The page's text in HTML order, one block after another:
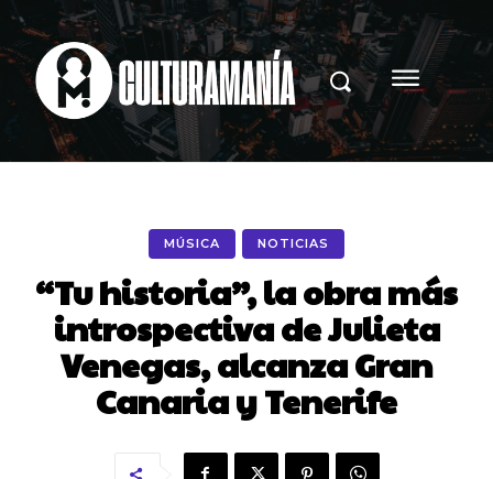
MÚSICA NOTICIAS
“Tu historia”, la obra más
introspectiva de Julieta
Venegas, alcanza Gran
Canaria y Tenerife